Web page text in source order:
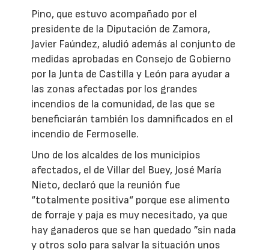
Pino, que estuvo acompañado por el
presidente de la Diputación de Zamora,
Javier Faúndez, aludió además al conjunto de
medidas aprobadas en Consejo de Gobierno
por la Junta de Castilla y León para ayudar a
las zonas afectadas por los grandes
incendios de la comunidad, de las que se
beneficiarán también los damnificados en el
incendio de Fermoselle.
Uno de los alcaldes de los municipios
afectados, el de Villar del Buey, José María
Nieto, declaró que la reunión fue
“totalmente positiva“ porque ese alimento
de forraje y paja es muy necesitado, ya que
hay ganaderos que se han quedado ”sin nada
y otros solo para salvar la situación unos